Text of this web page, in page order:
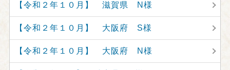
【令和２年１０月】 滋賀県 N様
【令和２年１０月】 大阪府 S様
【令和２年１０月】 大阪府 N様